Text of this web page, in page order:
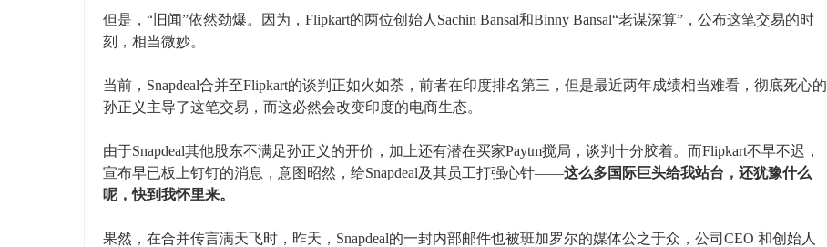
但是，“旧闻”依然劲爆。因为，Flipkart的两位创始人Sachin Bansal和Binny Bansal“老谋深算”，公布这笔交易的时
刻，相当微妙。
当前，Snapdeal合并至Flipkart的谈判正如火如荼，前者在印度排名第三，但是最近两年成绩相当难看，彻底死心的
孙正义主导了这笔交易，而这必然会改变印度的电商生态。
由于Snapdeal其他股东不满足孙正义的开价，加上还有潜在买家Paytm搅局，谈判十分胶着。而Flipkart不早不迟，
宣布早已板上钉钉的消息，意图昭然，给Snapdeal及其员工打强心针——这么多国际巨头给我站台，还犹豫什么
呢，快到我怀里来。
果然，在合并传言满天飞时，昨天，Snapdeal的一封内部邮件也被班加罗尔的媒体公之于众，公司CEO 和创始人